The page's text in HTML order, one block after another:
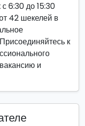
6:30 до 15:30
42 шекелей в
к
и